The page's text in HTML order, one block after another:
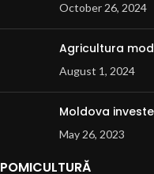
October 26, 2024
Agricultura
August 1, 2024
Moldova
May 26, 2023
POMICULTURĂ